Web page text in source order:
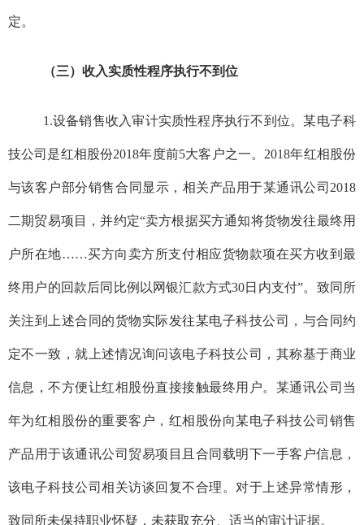
定。
（三）收入实质性程序执行不到位
1.设备销售收入审计实质性程序执行不到位。某电子科
技公司是红相股份2018年度前5大客户之一。2018年红相股份
与该客户部分销售合同显示，相关产品用于某通讯公司2018
二期贸易项目，并约定“卖方根据买方通知将货物发往最终用
户所在地……买方向卖方所支付相应货物款项在买方收到最
终用户的回款后同比例以网银汇款方式30日内支付”。致同所
关注到上述合同的货物实际发往某电子科技公司 ，与合同约
定不一致，就上述情况询问该电子科技公司， 其称基于商业
信息，不方便让红相股份直接接触最终用户。 某通讯公司当
年为红相股份的重要客户，红相股份向某电子科技公司销售
产品用于该通讯公司贸易项目且合同载明下一手客户信息 ，
该电子科技公司相关访谈回复不合理。对于上述异常情形，
致同所未保持职业怀疑，未获取充分、适当的审计证据。